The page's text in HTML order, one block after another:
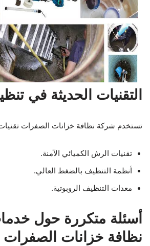
التقنيات الحديثة في
تستخدم شركة نظافة خزانات الصفرات
تقنيات الرش الكميائي الآمنة.
أنظمة التنظيف بالضغط العالي.
معدات التنظيف الروبوتية.
أسئلة متكررة حول
نظافة خزانات الصفرات